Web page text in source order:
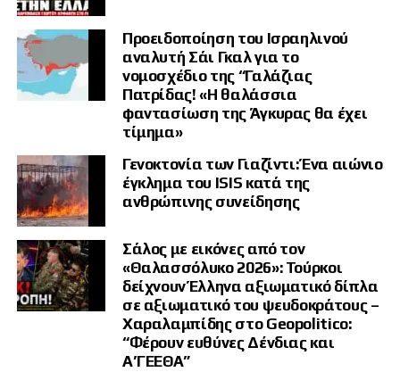
Νοημοσύνη
Κυβερνητικοί κύκλοι υπογραμμίζουν ότι οι ενέργειες αυτές αποτελούν
μέρος μιας ευρύτερης, μακροπρόθεσμης υβριδικής στρατηγικής της
Ρωσίας κατά της Γερμανίας. Η στρατηγική αυτή υποστηρίζεται από ένα
ολόκληρο «οικοσύστημα παραπληροφόρησης», στο οποίο
εμπλέκονται τόσο κρατικοί όσο και μη κρατικοί δρώντες.
για τη δημιουργία κοινωνικής πόλωσης. Παράλληλα, οι αρχές
προειδοποιούν ότι οι μέθοδοι των δραστών εκσυγχρονίζονται
διαρκώς, αξιοποιώντας πλέον ενεργά εργαλεία Τεχνητής Νοημοσύνης
(AI) για τη δημιουργία πιο πειστικού περιεχομένου.
Προειδοποίηση του Ισραηλινού
αναλυτή Σάι Γκαλ για το
νομοσχέδιο της “Γαλάζιας
Πατρίδας! «Η θαλάσσια
φαντασίωση της Άγκυρας θα έχει
τίμημα»
Γενοκτονία των Γιαζίντι: Ένα αιώνιο
έγκλημα του ISIS κατά της
ανθρώπινης συνείδησης
Σάλος με εικόνες από τον
«Θαλασσόλυκο 2026»: Τούρκοι
δείχνουν Έλληνα αξιωματικό δίπλα
σε αξιωματικό του ψευδοκράτους –
Χαραλαμπίδης στο Geopolitico:
“Φέρουν ευθύνες Δένδιας και
Α’ΓΕΕΘΑ”